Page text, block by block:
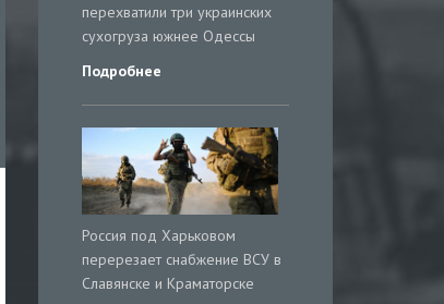
перехватили три украинских
сухогруза южнее Одессы
Подробнее
Россия под Харьковом
перерезает снабжение ВСУ в
Славянске и Краматорске